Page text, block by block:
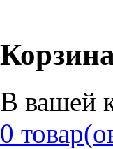
В вашей
0